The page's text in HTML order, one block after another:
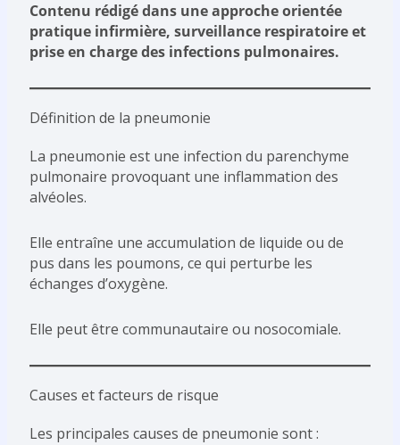
Contenu rédigé dans une approche orientée
pratique infirmière, surveillance respiratoire et
prise en charge des infections pulmonaires.
Définition de la pneumonie
La pneumonie est une infection du parenchyme
pulmonaire provoquant une inflammation des
alvéoles.
Elle entraîne une accumulation de liquide ou de
pus dans les poumons, ce qui perturbe les
échanges d’oxygène.
Elle peut être communautaire ou nosocomiale.
Causes et facteurs de risque
Les principales causes de pneumonie sont :